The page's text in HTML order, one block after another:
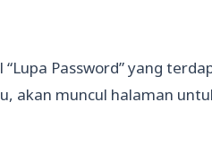
Password” yang
akan muncul halaman